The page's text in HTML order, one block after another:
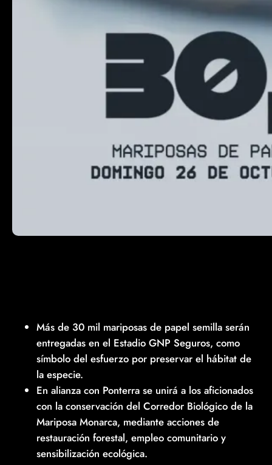
Más de 30 mil mariposas de papel semilla serán
entregadas en el Estadio GNP Seguros, como
símbolo del esfuerzo por preservar el hábitat de
la especie.
En alianza con Ponterra se unirá a los aficionados
con la conservación del Corredor Biológico de la
Mariposa Monarca, mediante acciones de
restauración forestal, empleo comunitario y
sensibilización ecológica.